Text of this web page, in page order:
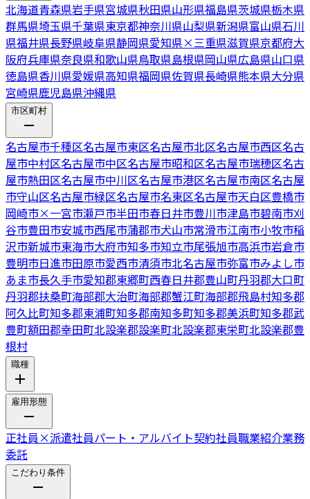
北海道青森県岩手県宮城県秋田県山形県福島県茨城県栃木県
群馬県埼玉県千葉県東京都神奈川県山梨県新潟県富山県石川
県福井県長野県岐阜県静岡県愛知県×三重県滋賀県京都府大
阪府兵庫県奈良県和歌山県鳥取県島根県岡山県広島県山口県
徳島県香川県愛媛県高知県福岡県佐賀県長崎県熊本県大分県
宮崎県鹿児島県沖縄県
市区町村
名古屋市千種区名古屋市東区名古屋市北区名古屋市西区名古
屋市中村区名古屋市中区名古屋市昭和区名古屋市瑞穂区名古
屋市熱田区名古屋市中川区名古屋市港区名古屋市南区名古屋
市守山区名古屋市緑区名古屋市名東区名古屋市天白区豊橋市
岡崎市×一宮市瀬戸市半田市春日井市豊川市津島市碧南市刈
谷市豊田市安城市西尾市蒲郡市犬山市常滑市江南市小牧市稲
沢市新城市東海市大府市知多市知立市尾張旭市高浜市岩倉市
豊明市日進市田原市愛西市清須市北名古屋市弥富市みよし市
あま市長久手市愛知郡東郷町西春日井郡豊山町丹羽郡大口町
丹羽郡扶桑町海部郡大治町海部郡蟹江町海部郡飛島村知多郡
阿久比町知多郡東浦町知多郡南知多町知多郡美浜町知多郡武
豊町額田郡幸田町北設楽郡設楽町北設楽郡東栄町北設楽郡豊
根村
職種
雇用形態
正社員 ×派遣社員パート・アルバイト契約社員職業紹介業務
委託
こだわり条件